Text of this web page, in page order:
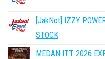
[JakNot] IZZY
STOCK
MEDAN ITT 2026